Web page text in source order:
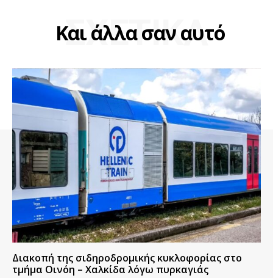
Και άλλα σαν αυτό
ΣΧΕΤΙΚΑ
Διακοπή της σιδηροδρομικής κυκλοφορίας στο
τμήμα Οινόη – Χαλκίδα λόγω πυρκαγιάς